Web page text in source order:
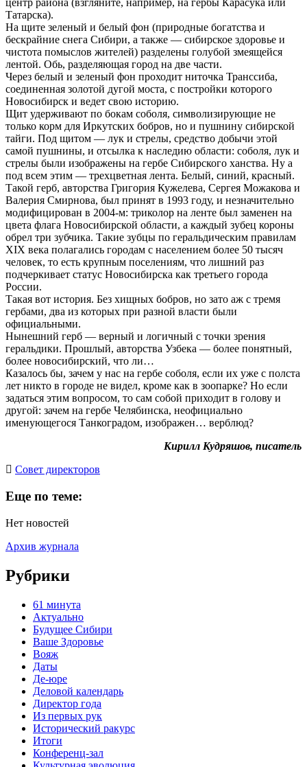
центр района (взгляните, например, на гербы Карасука или
Татарска).
На щите зеленый и белый фон (природные богатства и
бескрайние снега Сибири, а также — сибирское здоровье и
чистота помыслов жителей) разделены голубой змеящейся
лентой. Обь, разделяющая город на две части.
Через белый и зеленый фон проходит ниточка Транссиба,
соединенная золотой дугой моста, с постройки которого
Новосибирск и ведет свою историю.
Щит удерживают по бокам соболя, символизирующие не
только корм для Иркутских бобров, но и пушнину сибирской
тайги. Под щитом — лук и стрелы, средство добычи этой
самой пушнины, и отсылка к наследию области: соболя, лук и
стрелы были изображены на гербе Сибирского ханства. Ну а
под всем этим — трехцветная лента. Белый, синий, красный.
Такой герб, авторства Григория Кужелева, Сергея Можакова и
Валерия Смирнова, был принят в 1993 году, и незначительно
модифицирован в 2004-м: триколор на ленте был заменен на
цвета флага Новосибирской области, а каждый зубец короны
обрел три зубчика. Такие зубцы по геральдическим правилам
XIX века полагались городам с населением более 50 тысяч
человек, то есть крупным поселениям, что лишний раз
подчеркивает статус Новосибирска как третьего города
России.
Такая вот история. Без хищных бобров, но зато аж с тремя
гербами, два из которых при разной власти были
официальными.
Нынешний герб — верный и логичный с точки зрения
геральдики. Прошлый, авторства Узбека — более понятный,
более новосибирский, что ли…
Казалось бы, зачем у нас на гербе соболя, если их уже с полста
лет никто в городе не видел, кроме как в зоопарке? Но если
задаться этим вопросом, то сам собой приходит в голову и
другой: зачем на гербе Челябинска, неофициально
именующегося Танкоградом, изображен… верблюд?
Кирилл Кудряшов, писатель
Cовет директоров
Еще по теме:
Нет новостей
Архив журнала
Рубрики
61 минута
Актуально
Будущее Сибири
Ваше Здоровье
Вояж
Даты
Де-юре
Деловой календарь
Директор года
Из первых рук
Исторический ракурс
Итоги
Конференц-зал